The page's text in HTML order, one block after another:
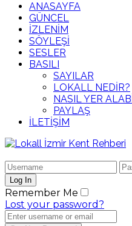
ANASAYFA
GÜNCEL
İZLENİM
SÖYLEŞİ
SESLER
BASILI
SAYILAR
LOKALL NEDİR?
NASIL YER
PAYLAŞ
İLETİŞİM
Remember Me
Lost your password?